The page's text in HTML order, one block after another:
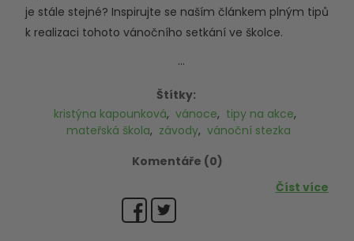
je stále stejné? Inspirujte se naším článkem plným tipů
k realizaci tohoto vánočního setkání ve školce.
...
Štítky:
kristýna kapounková, vánoce, tipy na akce,
mateřská škola, závody, vánoční stezka
Komentáře (0)
Číst více